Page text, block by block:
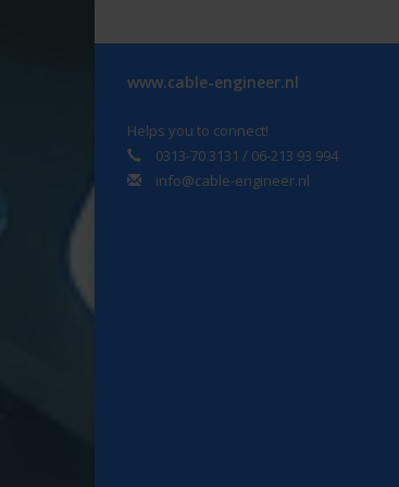
www.cable-engineer.nl
Helps you to connect!
0313-70 3131 / 06-213 93 994
info@cable-engineer.nl